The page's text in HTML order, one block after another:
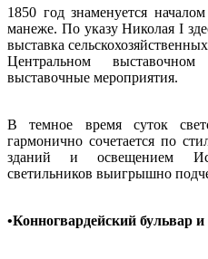
1850 год знаменуется
манеже. По указу Николая I
выставка
Центральном
выставочные мероприятия.
В темное время суток
гармонично сочетается по
зданий и освещением
светильников выигрышно
•Конногвардейский бульвар